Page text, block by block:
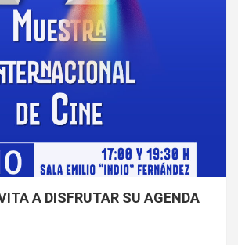
A DISFRUTAR SU AGENDA